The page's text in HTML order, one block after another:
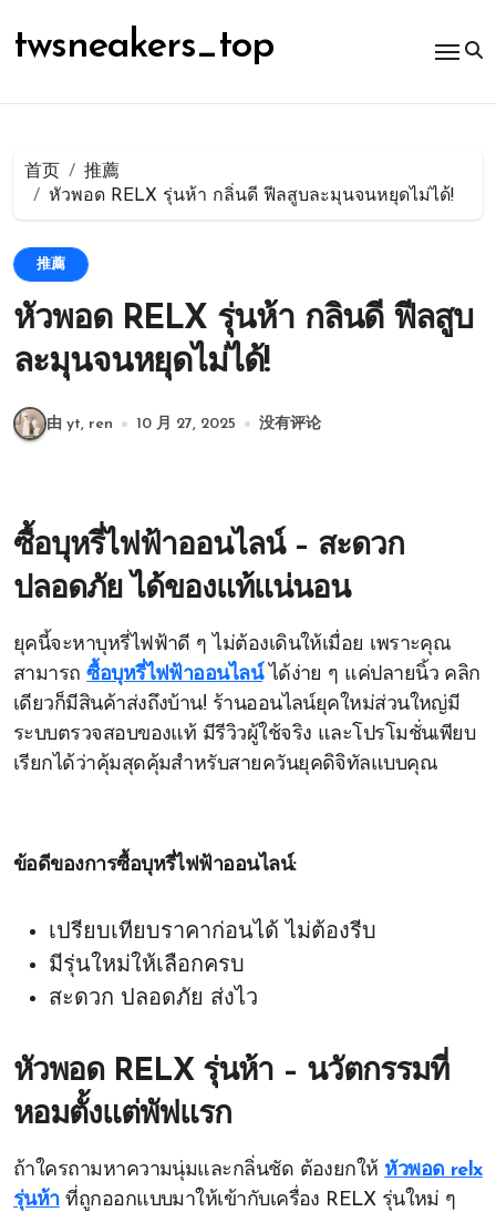
容
twsneakers_top
首页
推薦
หัวพอด RELX รุ่นห้า กลิ่นดี ฟีลสูบละมุนจนหยุดไม่ได้!
推薦
หัวพอด RELX รุ่นห้า กลิ่นดี ฟีลสูบ
ละมุนจนหยุดไม่ได้!
由 yt, ren 10 月 27, 2025 没有评论
ซื้อบุหรี่ไฟฟ้าออนไลน์ – สะดวก
ปลอดภัย ได้ของแท้แน่นอน
ยุคนี้จะหาบุหรี่ไฟฟ้าดี ๆ ไม่ต้องเดินให้เมื่อย เพราะคุณ
สามารถซื้อบุหรี่ไฟฟ้าออนไลน์ได้ง่าย ๆ แค่ปลายนิ้ว คลิก
เดียวก็มีสินค้าส่งถึงบ้าน! ร้านออนไลน์ยุคใหม่ส่วนใหญ่มี
ระบบตรวจสอบของแท้ มีรีวิวผู้ใช้จริง และโปรโมชั่นเพียบ
เรียกได้ว่าคุ้มสุดคุ้มสำหรับสายควันยุคดิจิทัลแบบคุณ
ข้อดีของการซื้อบุหรี่ไฟฟ้าออนไลน์:
เปรียบเทียบราคาก่อนได้ ไม่ต้องรีบ
มีรุ่นใหม่ให้เลือกครบ
สะดวก ปลอดภัย ส่งไว
หัวพอด RELX รุ่นห้า – นวัตกรรมที่
หอมตั้งแต่พัฟแรก
ถ้าใครถามหาความนุ่มและกลิ่นชัด ต้องยกให้ หัวพอด relx
รุ่นห้าที่ถูกออกแบบมาให้เข้ากับเครื่อง RELX รุ่นใหม่ ๆ